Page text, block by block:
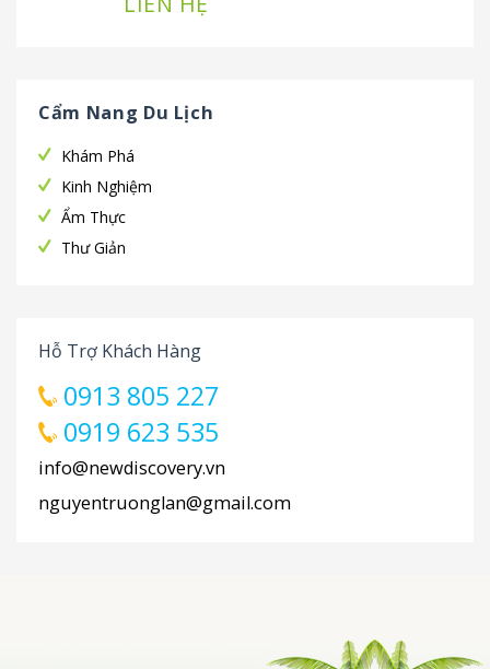
Cẩm Nang Du Lịch
Khám Phá
Kinh Nghiệm
Ẩm Thực
Thư Giản
Hỗ Trợ Khách Hàng
0913 805 227
0919 623 535
info@newdiscovery.vn
nguyentruonglan@gmail.com